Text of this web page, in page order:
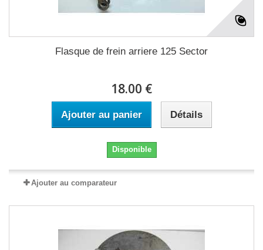
Flasque de frein arriere 125 Sector
18.00 €
Ajouter au panier Détails
Disponible
Ajouter au comparateur